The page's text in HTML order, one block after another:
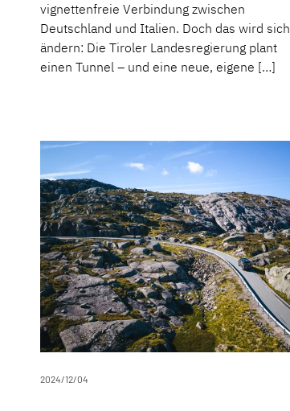
vignettenfreie Verbindung zwischen
Deutschland und Italien. Doch das wird sich
ändern: Die Tiroler Landesregierung plant
einen Tunnel – und eine neue, eigene […]
2024/12/04